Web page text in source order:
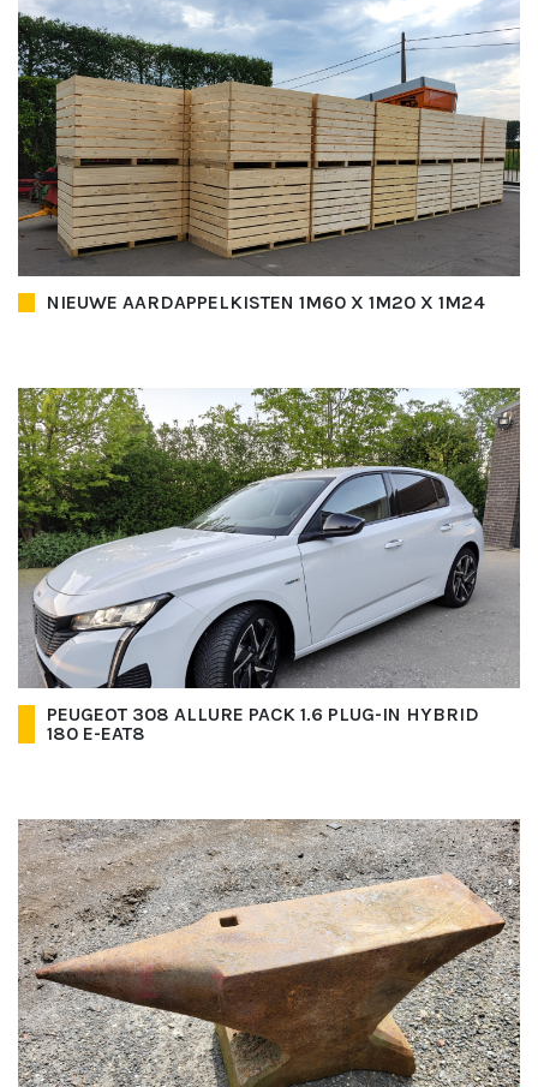
NIEUWE AARDAPPELKISTEN 1M60 X 1M20 X 1M24
PEUGEOT 308 ALLURE PACK 1.6 PLUG-IN HYBRID
180 E-EAT8